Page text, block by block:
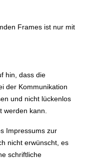
Frames ist nur mit
hin, dass die
der Kommunikation
und nicht lückenlos
kann.
Impressums zur
nicht erwünscht, es
schriftliche